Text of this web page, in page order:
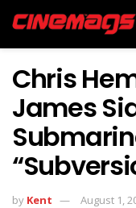
Chris
James
by Kent August 1,